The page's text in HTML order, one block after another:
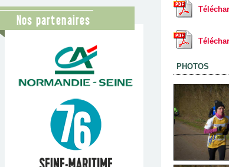
Nos partenaires
PHOTOS